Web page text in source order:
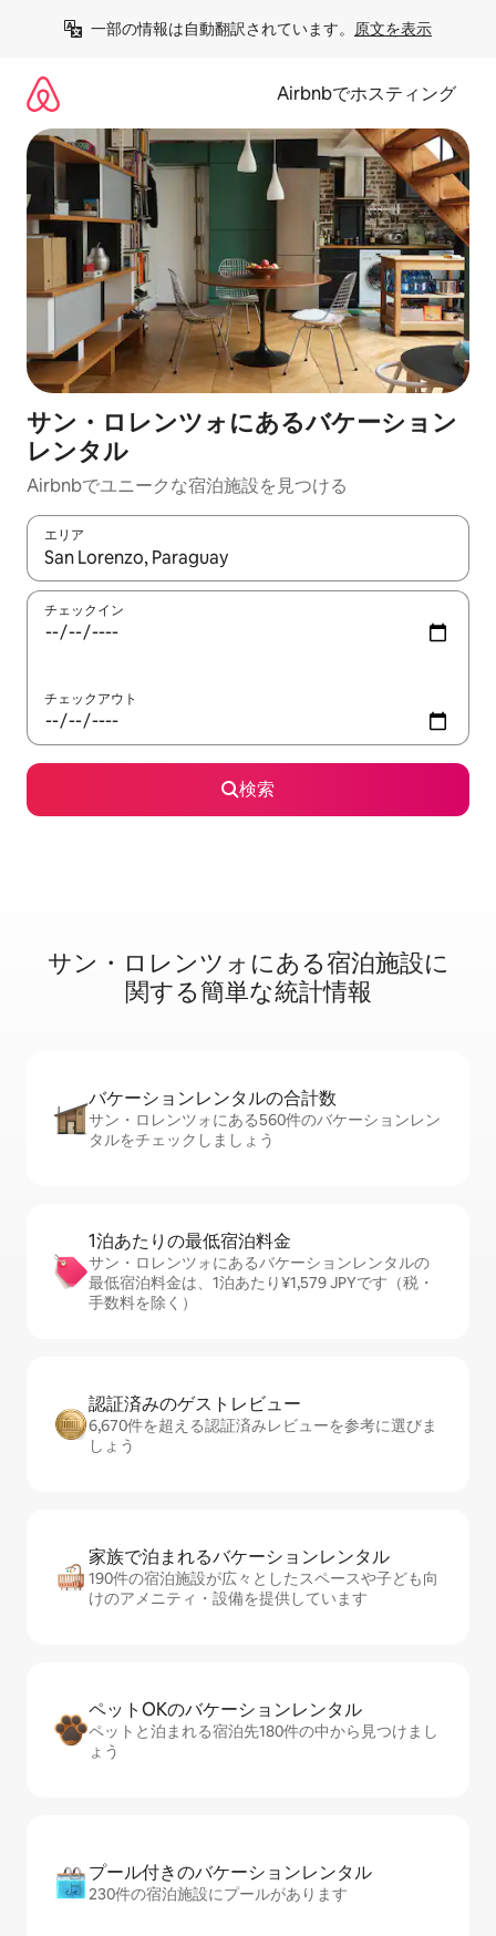
一部の情報は自動翻訳されています。 原文を表示
Airbnbでホスティング
サン・ロレンツォにあるバケーション
レンタル
Airbnbでユニークな宿泊施設を見つける
エリア
検索結果が表示されたら、上下の矢印キーを使って移動するか
チェックイン
チェックアウト
検索
サン・ロレンツォに⁠あ⁠る宿⁠泊⁠施⁠設⁠に
関⁠す⁠る簡⁠単⁠な統⁠計⁠情⁠報
バケーションレ⁠ン⁠タ⁠ル⁠の合⁠計⁠数
サン・ロレンツォにある560件のバケーションレン
タルをチェックしましょう
1泊あたりの最⁠低⁠宿⁠泊⁠料⁠金
サン・ロレンツォにあるバケーションレンタルの
最低宿泊料金は、1泊あたり¥1,579 JPYです（税・
手数料を除く）
認証済みのゲ⁠ス⁠ト⁠レ⁠ビ⁠ュ⁠ー
6,670件を超える認証済みレビューを参考に選びま
しょう
家族で泊まれるバ⁠ケ⁠ー⁠シ⁠ョ⁠ンレ⁠ン⁠タ⁠ル
190件の宿泊施設が広々としたスペースや子ども向
けのアメニティ・設備を提供しています
ペットOKのバ⁠ケ⁠ー⁠シ⁠ョ⁠ンレ⁠ン⁠タ⁠ル
ペットと泊まれる宿泊先180件の中から見つけまし
ょう
プール付きのバ⁠ケ⁠ー⁠シ⁠ョ⁠ンレ⁠ン⁠タ⁠ル
230件の宿泊施設にプールがあります